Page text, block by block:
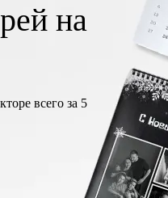
на
всего за 5